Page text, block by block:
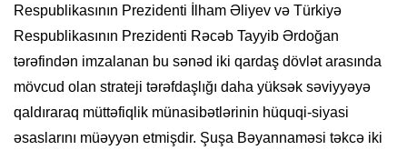
Respublikasının Prezidenti İlham Əliyev və Türkiyə
Respublikasının Prezidenti Rəcəb Tayyib Ərdoğan
tərəfindən imzalanan bu sənəd iki qardaş dövlət arasında
mövcud olan strateji tərəfdaşlığı daha yüksək səviyyəyə
qaldıraraq müttəfiqlik münasibətlərinin hüquqi-siyasi
əsaslarını müəyyən etmişdir. Şuşa Bəyannaməsi təkcə iki